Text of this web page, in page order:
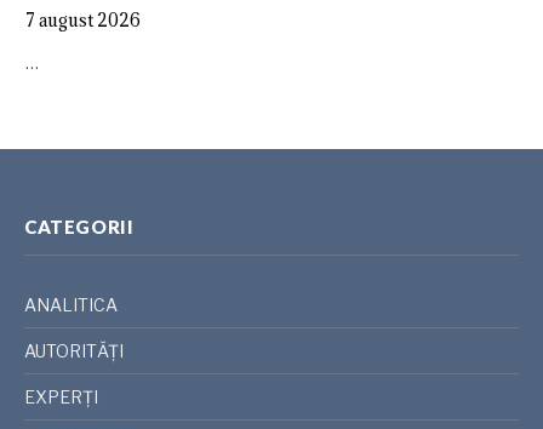
7 august 2026
…
CATEGORII
ANALITICA
AUTORITĂȚI
EXPERȚI